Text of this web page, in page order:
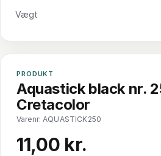
Vægt
PRODUKT
Aquastick black nr.
Cretacolor
Varenr: AQUASTICK250
11,00 kr.